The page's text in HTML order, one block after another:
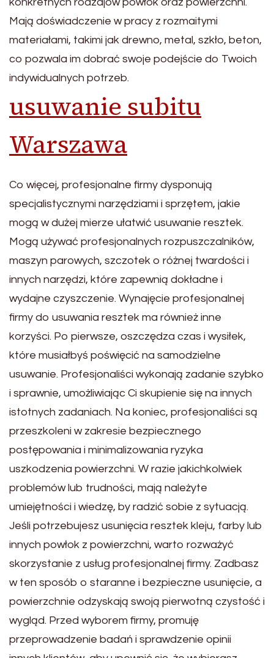
Mają doświadczenie w pracy z rozmaitymi
materiałami, takimi jak drewno, metal, szkło, beton,
co pozwala im dobrać swoje podejście do Twoich
indywidualnych potrzeb.
usuwanie subitu
Warszawa
Co więcej, profesjonalne firmy dysponują
specjalistycznymi narzędziami i sprzętem, jakie
mogą w dużej mierze ułatwić usuwanie resztek.
Mogą używać profesjonalnych rozpuszczalników,
maszyn parowych, szczotek o różnej twardości i
innych narzędzi, które zapewnią dokładne i
wydajne czyszczenie. Wynajęcie profesjonalnej
firmy do usuwania resztek ma również inne
korzyści. Po pierwsze, oszczędza czas i wysiłek,
które musiałbyś poświęcić na samodzielne
usuwanie. Profesjonaliści wykonają zadanie szybko
i sprawnie, umożliwiając Ci skupienie się na innych
istotnych zadaniach. Na koniec, profesjonaliści są
przeszkoleni w zakresie bezpiecznego
postępowania i minimalizowania ryzyka
uszkodzenia powierzchni. W razie jakichkolwiek
problemów lub trudności, mają należyte
umiejętności i wiedzę, by radzić sobie z sytuacją.
Jeśli potrzebujesz usunięcia resztek kleju, farby lub
innych powłok z powierzchni, warto rozważyć
skorzystanie z usług profesjonalnej firmy. Zadbasz
w ten sposób o staranne i bezpieczne usunięcie, a
powierzchnie odzyskają swoją pierwotną czystość i
wygląd. Przed wyborem firmy, promuję
przeprowadzenie badań i sprawdzenie opinii